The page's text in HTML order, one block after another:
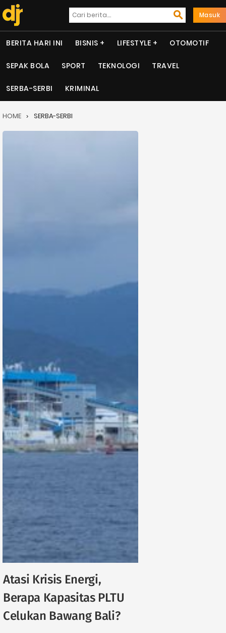
Masuk
BERITA HARI INI BISNIS LIFESTYLE OTOMOTIF
SEPAK BOLA SPORT TEKNOLOGI TRAVEL
SERBA-SERBI KRIMINAL
HOME SERBA-SERBI
Atasi Krisis Energi,
Berapa Kapasitas PLTU
Celukan Bawang Bali?